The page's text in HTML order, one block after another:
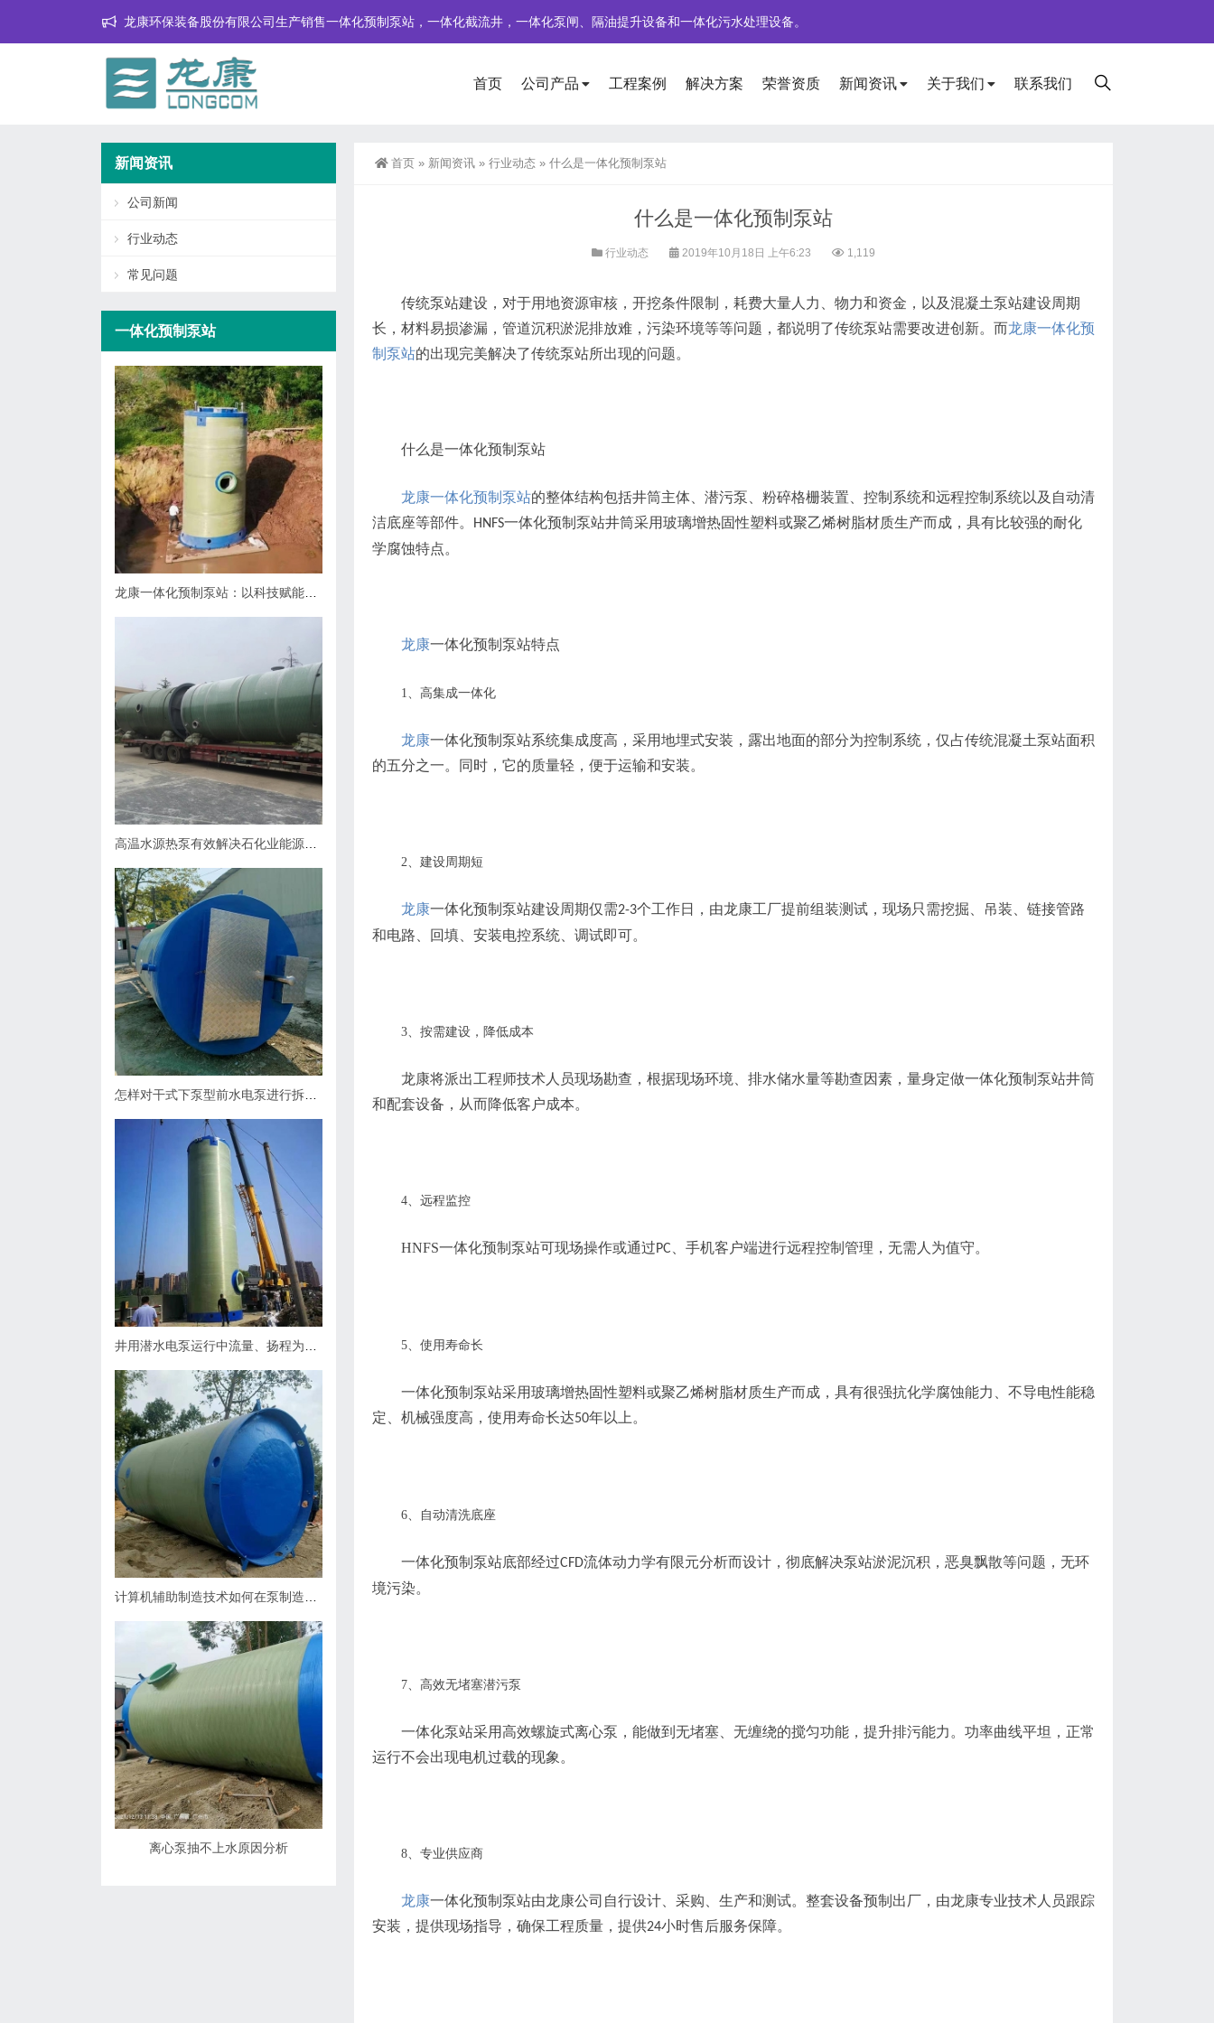
龙康环保装备股份有限公司生产销售一体化预制泵站，一体化截流井，一体化泵闸、隔油提升设备和一体化污水处理设备。
首页 公司产品 工程案例 解决方案 荣誉资质 新闻资讯 关于我们 联系我们
首页 » 新闻资讯 » 行业动态 » 什么是一体化预制泵站
什么是一体化预制泵站
行业动态 2019年10月18日 上午6:23 1,119
传统泵站建设，对于用地资源审核，开挖条件限制，耗费大量人力、物力和资金，以及混凝土泵站建设周期
长，材料易损渗漏，管道沉积淤泥排放难，污染环境等等问题，都说明了传统泵站需要改进创新。而龙康一体化预
制泵站的出现完美解决了传统泵站所出现的问题。
什么是一体化预制泵站
龙康一体化预制泵站的整体结构包括井筒主体、潜污泵、粉碎格栅装置、控制系统和远程控制系统以及自动清
洁底座等部件。
HNFS一体化预制泵站井筒采用玻璃增热固性塑料或聚乙烯树脂材质生产而成，具有比较强的耐化
学腐蚀特点。
龙康一体化预制泵站特点
1、高集成一体化
龙康一体化预制泵站系统集成度高，采用地埋式安装，露出地面的部分为控制系统，仅占传统混凝土泵站面积
的五分之一。同时，它的质量轻，便于运输和安装。
2、建设周期短
龙康一体化预制泵站建设周期仅需2-3个工作日，由龙康工厂提前组装测试，现场只需挖掘、吊装、链接管路
和电路、回填、安装电控系统、调试即可。
3、按需建设，降低成本
龙康将派出工程师技术人员现场勘查，根据现场环境、排水储水量等勘查因素，量身定做一体化预制泵站井筒
和配套设备，从而降低客户成本。
4、远程监控
HNFS一体化预制泵站可现场操作或通过PC 、手机客户端进行远程控制管理，无需人为值守。
5、使用寿命长
一体化预制泵站采用玻璃增热固性塑料或聚乙烯树脂材质生产而成，具有很强抗化学腐蚀能力、不导电性能稳
定、机械强度高，使用寿命长达50年以上。
6、自动清洗底座
一体化预制泵站底部经过CFD流体动力学有限元分析而设计，彻底解决泵站淤泥沉积，恶臭飘散等问题，无环
境污染。
7、高效无堵塞潜污泵
一体化泵站采用高效螺旋式离心泵，能做到无堵塞、无缠绕的搅匀功能，提升排污能力。功率曲线平坦，正常
运行不会出现电机过载的现象。
8、专业供应商
龙康一体化预制泵站由龙康公司自行设计、采购、生产和测试。整套设备预制出厂，由龙康专业技术人员跟踪
安装，提供现场指导，确保工程质量，提供24小时售后服务保障。
新闻资讯
公司新闻
行业动态
常见问题
一体化预制泵站
离心泵抽不上水原因分析